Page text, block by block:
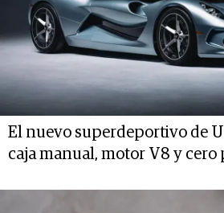
El nuevo superdeportivo de
caja manual, motor V8 y cero